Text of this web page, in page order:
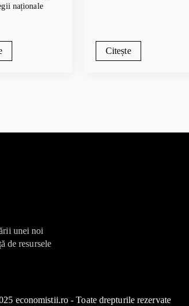
naționale
Citește
unei noi
de resursele
economistii.ro - Toate drepturile rezervate